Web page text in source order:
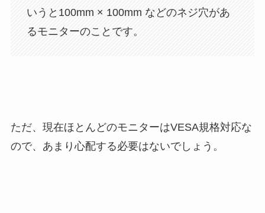
いうと100mm × 100mm などのネジ穴があ
るモニターのことです。
ただ、現在ほとんどのモニターはVESA規格対応な
ので、あまり心配する必要はないでしょう。